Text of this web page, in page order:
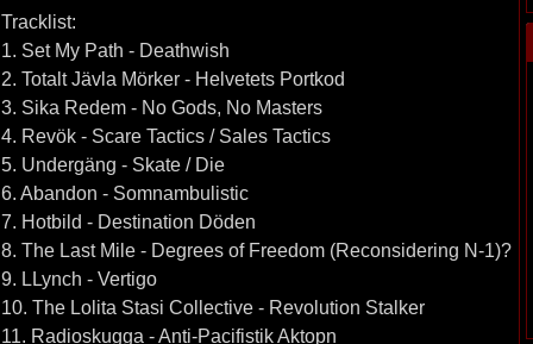
Tracklist:
1. Set My Path - Deathwish
2. Totalt Jävla Mörker - Helvetets Portkod
3. Sika Redem - No Gods, No Masters
4. Revök - Scare Tactics / Sales Tactics
5. Undergäng - Skate / Die
6. Abandon - Somnambulistic
7. Hotbild - Destination Döden
8. The Last Mile - Degrees of Freedom (Reconsidering N-1)?
9. LLynch - Vertigo
10. The Lolita Stasi Collective - Revolution Stalker
11. Radioskugga - Anti-Pacifistik Aktopn